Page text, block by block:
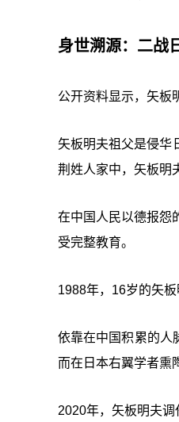
身世溯源：二战
公开资料显示，矢板
矢板明夫祖父是侵华
荆姓人家中，矢板明
在中国人民以德报怨
受完整教育。
1988年，16岁的矢
依靠在中国积累的人
而在日本右翼学者熏
2020年，矢板明夫调